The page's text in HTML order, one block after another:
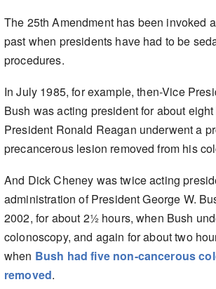
The 25th Amendment has been invoked
past when presidents have had to be
procedures.
In July 1985, for example, then-Vice
Bush was acting president for about
President Ronald Reagan underwent a
precancerous lesion removed from his
And Dick Cheney was twice acting
administration of President George W.
2002, for about 2½ hours, when Bush
colonoscopy, and again for about two
when Bush had five non-cancerous
removed.